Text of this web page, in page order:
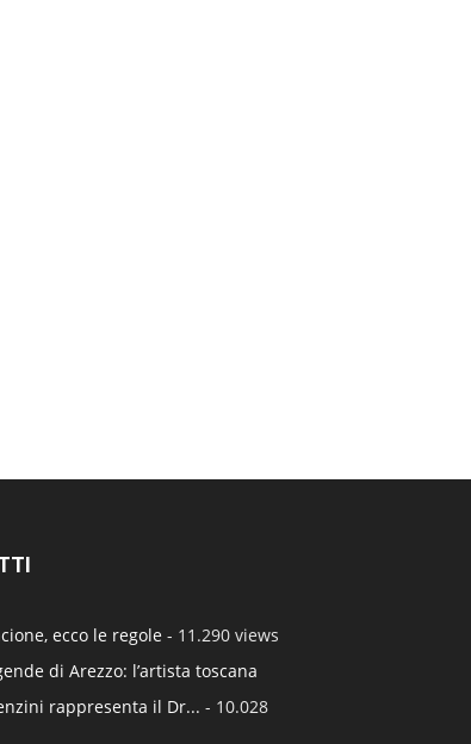
ecco le regole - 11.290 views
di Arezzo: l’artista toscana
rappresenta il Dr... - 10.028